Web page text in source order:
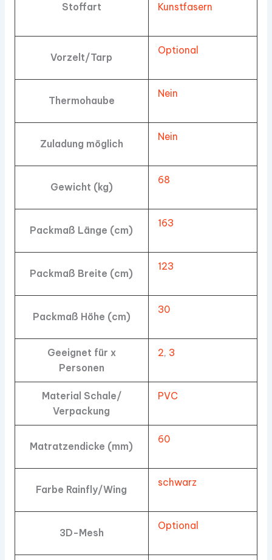
Stoffart
Kunstfasern
Vorzelt/Tarp
Optional
Thermohaube
Nein
Zuladung möglich
Nein
Gewicht (kg)
68
Packmaß Länge (cm)
163
Packmaß Breite (cm)
123
Packmaß Höhe (cm)
30
Geeignet für x
Personen
2, 3
Material Schale/
Verpackung
PVC
Matratzendicke (mm)
60
Farbe Rainfly/Wing
schwarz
3D-Mesh
Optional